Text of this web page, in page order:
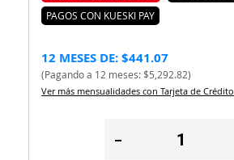
PAGOS CON KUESKI PAY
12 MESES DE: $441.07
(Pagando a 12 meses: $5,292.82)
Ver más mensualidades con Tarjeta de Crédito.